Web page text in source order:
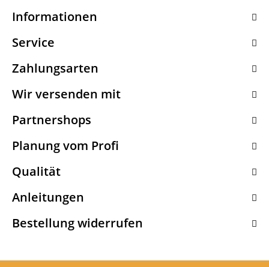
Informationen
Service
Zahlungsarten
Wir versenden mit
Partnershops
Planung vom Profi
Qualität
Anleitungen
Bestellung widerrufen